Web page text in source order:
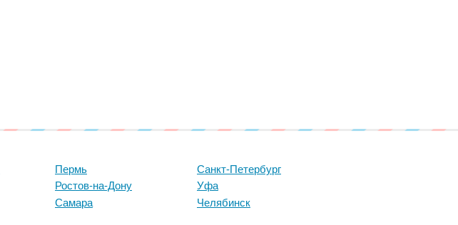
Пермь
Ростов-на-Дону
Самара
Санкт-Петербург
Уфа
Челябинск